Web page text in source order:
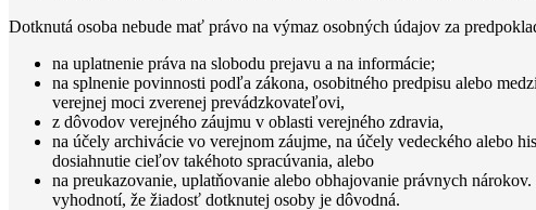
Dotknutá osoba nebude mať právo na výmaz osobných údajov za
na uplatnenie práva na slobodu prejavu a na informácie;
na splnenie povinnosti podľa zákona, osobitného predpisu alebo
verejnej moci zverenej prevádzkovateľovi,
z dôvodov verejného záujmu v oblasti verejného zdravia,
na účely archivácie vo verejnom záujme, na účely vedeckého alebo
dosiahnutie cieľov takéhoto spracúvania, alebo
na preukazovanie, uplatňovanie alebo obhajovanie právnych
vyhodnotí, že žiadosť dotknutej osoby je dôvodná.